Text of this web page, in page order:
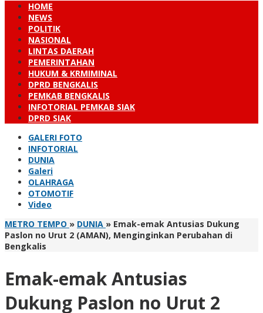
HOME
NEWS
POLITIK
NASIONAL
LINTAS DAERAH
PEMERINTAHAN
HUKUM & KRMIMINAL
DPRD BENGKALIS
PEMKAB BENGKALIS
INFOTORIAL PEMKAB SIAK
DPRD SIAK
GALERI FOTO
INFOTORIAL
DUNIA
Galeri
OLAHRAGA
OTOMOTIF
Video
METRO TEMPO » DUNIA » Emak-emak Antusias Dukung
Paslon no Urut 2 (AMAN), Menginginkan Perubahan di
Bengkalis
Emak-emak Antusias
Dukung Paslon no Urut 2